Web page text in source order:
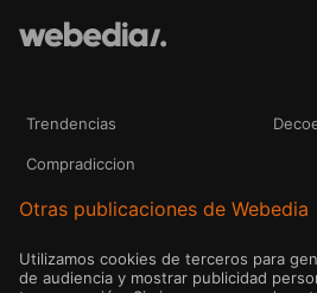
Trendencias
Compradiccion
Otras publicaciones de Webedia
Utilizamos cookies de terceros para
de audiencia y mostrar publicidad